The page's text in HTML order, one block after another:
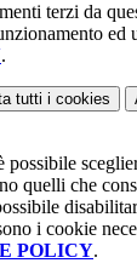
terzi da
.
tutti i cookies
possibile
quelli che
i cookie
POLICY.